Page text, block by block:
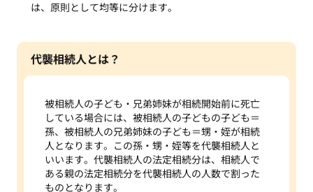
は、原則として均等に分けます。
代襲相続人とは？
被相続人の子ども・兄弟姉妹が相続開始前に死亡
している場合には、被相続人の子どもの子ども＝
孫、被相続人の兄弟姉妹の子ども＝甥・姪が相続
人となります。この孫・甥・姪等を代襲相続人と
いいます。代襲相続人の法定相続分は、相続人で
ある親の法定相続分を代襲相続人の人数で割った
ものとなります。